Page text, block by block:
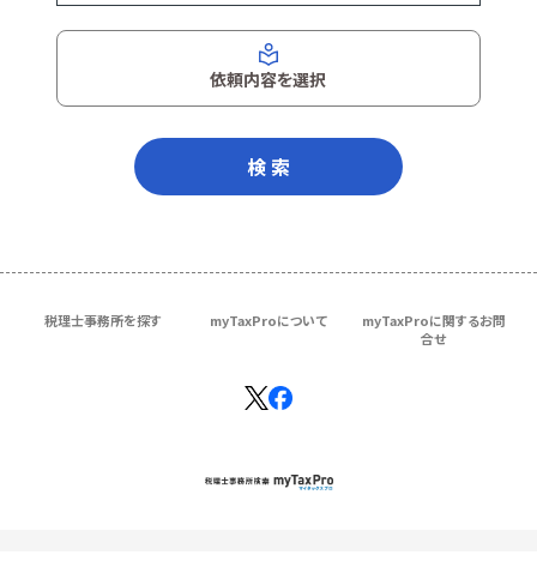
依頼内容を選択
検 索
税理士事務所を探す myTaxProについて
myTaxProに関するお問
合せ